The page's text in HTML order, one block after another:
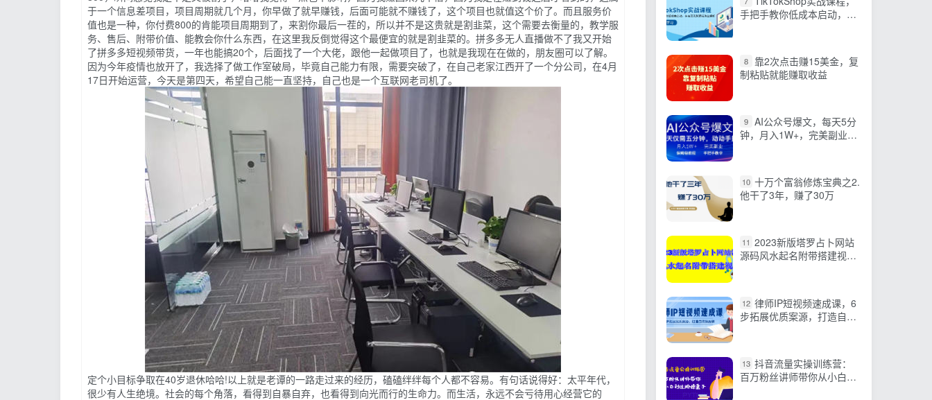
于一个信息差项目，项目周期就几个月，你早做了就早赚钱，后面可能就不赚钱了，这个项目也就值这个价了。而且服务价
值也是一种，你付费800的肯能项目周期到了，来割你最后一茬的，所以并不是这贵就是割韭菜，这个需要去衡量的，教学服
务、售后、附带价值、能教会你什么东西，在这里我反倒觉得这个最便宜的就是割韭菜的。拼多多无人直播做不了我又开始
了拼多多短视频带货，一年也能搞20个，后面找了一个大佬，跟他一起做项目了，也就是我现在在做的，朋友圈可以了解。
因为今年疫情也放开了，我选择了做工作室破局，毕竟自己能力有限，需要突破了，在自己老家江西开了一个分公司，在4月
17日开始运营，今天是第四天，希望自己能一直坚持，自己也是一个互联网老司机了。
定个小目标争取在40岁退休哈哈!以上就是老谭的一路走过来的经历，磕磕绊绊每个人都不容易。有句话说得好：太平年代，
很少有人生绝境。社会的每个角落，看得到自暴自弃，也看得到向光而行的生命力。而生活，永远不会亏待用心经营它的
手把手教你低成本启动，东
8
靠2次点击赚15美金，复
制粘贴就能赚取收益
9 AI公众号爆文，每天5分
钟，月入1W+，完美副业项
10 十万个富翁修炼宝典之2.
他干了3年，赚了30万
11 2023新版塔罗占卜网站
源码风水起名附带搭建视频
12 律师IP短视频速成课，6
步拓展优质案源，打造自媒
13 抖音流量实操训练营：
百万粉丝讲师带你从小白到